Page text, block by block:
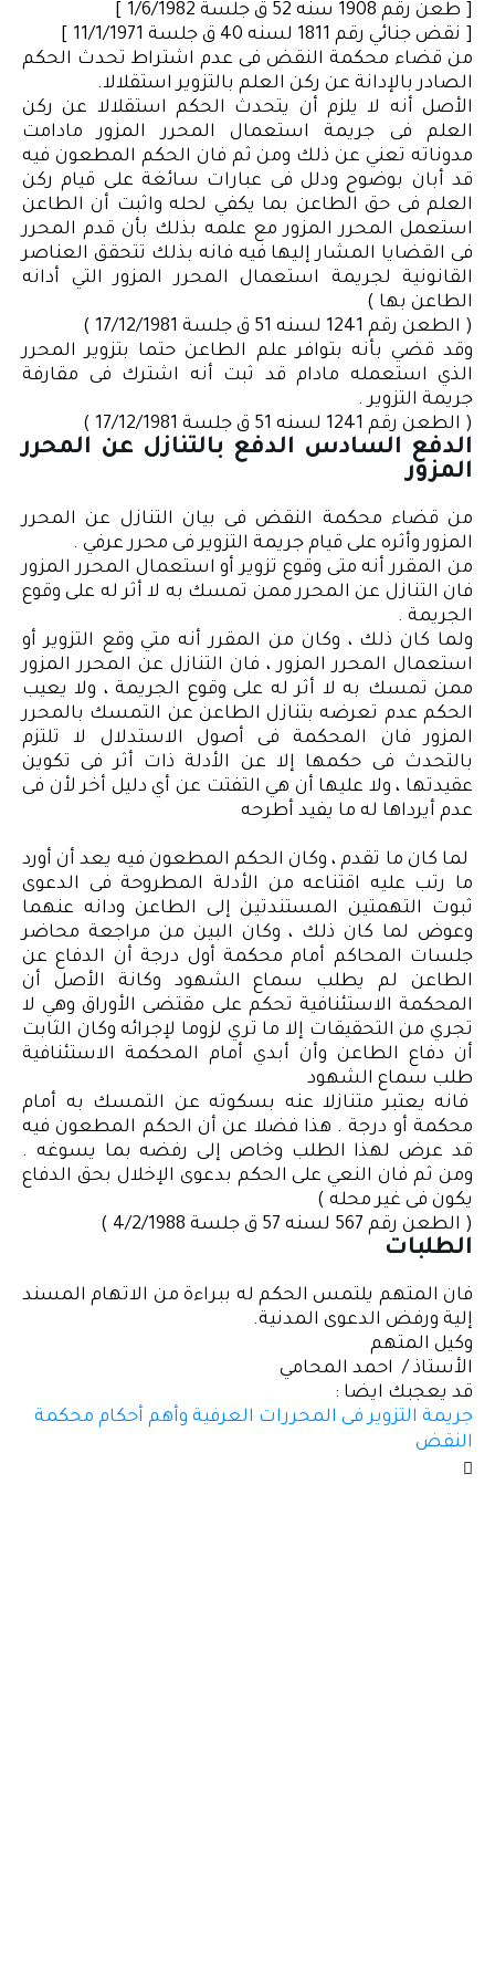
[ طعن رقم 1908 سنه 52 ق جلسة 1/6/1982 ]
[ نقض جنائي رقم 1811 لسنه 40 ق جلسة 11/1/1971 ]
من قضاء محكمة النقض فى عدم اشتراط تحدث الحكم
الصادر بالإدانة عن ركن العلم بالتزوير استقلالا.
الأصل أنه لا يلزم أن يتحدث الحكم استقلالا عن ركن
العلم فى جريمة استعمال المحرر المزور مادامت
مدوناته تعني عن ذلك ومن ثم فان الحكم المطعون فيه
قد أبان بوضوح ودلل فى عبارات سائغة على قيام ركن
العلم فى حق الطاعن بما يكفي لحله واثبت أن الطاعن
استعمل المحرر المزور مع علمه بذلك بأن قدم المحرر
فى القضايا المشار إليها فيه فانه بذلك تتحقق العناصر
القانونية لجريمة استعمال المحرر المزور التي أدانه
الطاعن بها )
( الطعن رقم 1241 لسنه 51 ق جلسة 17/12/1981 )
وقد قضي بأنه بتوافر علم الطاعن حتما بتزوير المحرر
الذي استعمله مادام قد ثبت أنه اشترك فى مقارفة
جريمة التزوير .
( الطعن رقم 1241 لسنه 51 ق جلسة 17/12/1981 )
الدفع السادس الدفع بالتنازل عن المحرر
المزور
من قضاء محكمة النقض فى بيان التنازل عن المحرر
المزور وأثره على قيام جريمة التزوير فى محرر عرفي .
من المقرر أنه متى وقوع تزوير أو استعمال المحرر المزور
فان التنازل عن المحرر ممن تمسك به لا أثر له على وقوع
الجريمة .
ولما كان ذلك ، وكان من المقرر أنه متي وقع التزوير أو
استعمال المحرر المزور ، فان التنازل عن المحرر المزور
ممن تمسك به لا أثر له على وقوع الجريمة ، ولا يعيب
الحكم عدم تعرضه بتنازل الطاعن عن التمسك بالمحرر
المزور فان المحكمة فى أصول الاستدلال لا تلتزم
بالتحدث فى حكمها إلا عن الأدلة ذات أثر فى تكوين
عقيدتها ، ولا عليها أن هي التفتت عن أي دليل أخر لأن فى
عدم أيرداها له ما يفيد أطرحه
لما كان ما تقدم ، وكان الحكم المطعون فيه يعد أن أورد
ما رتب عليه اقتناعه من الأدلة المطروحة فى الدعوى
ثبوت التهمتين المستندتين إلى الطاعن ودانه عنهما
وعوض لما كان ذلك ، وكان البين من مراجعة محاضر
جلسات المحاكم أمام محكمة أول درجة أن الدفاع عن
الطاعن لم يطلب سماع الشهود وكانة الأصل أن
المحكمة الاستئنافية تحكم على مقتضى الأوراق وهي لا
تجري من التحقيقات إلا ما تري لزوما لإجرائه وكان الثابت
أن دفاع الطاعن وأن أبدي أمام المحكمة الاستئنافية
طلب سماع الشهود
فانه يعتبر متنازلا عنه بسكوته عن التمسك به أمام
محكمة أو درجة . هذا فضلا عن أن الحكم المطعون فيه
قد عرض لهذا الطلب وخاص إلى رفضه بما يسوغه .
ومن ثم فان النعي على الحكم بدعوى الإخلال بحق الدفاع
يكون فى غير محله )
( الطعن رقم 567 لسنه 57 ق جلسة 4/2/1988 )
الطلبات
فان المتهم يلتمس الحكم له ببراءة من الاتهام المسند
إلية ورفض الدعوى المدنية.
وكيل المتهم
الأستاذ / احمد المحامي
قد يعجبك ايضا :
جريمة التزوير فى المحررات العرفية وأهم أحكام محكمة
النقض